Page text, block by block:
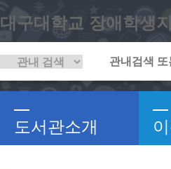
대구대학교 장애학생
도서관소개